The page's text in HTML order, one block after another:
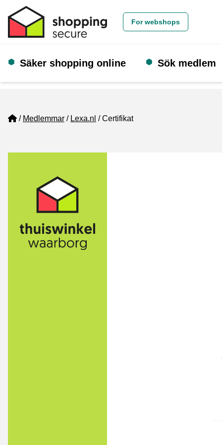
For webshops
Säker shopping online Sök medlem
Home
Medlemmar Lexa.nl Certifikat